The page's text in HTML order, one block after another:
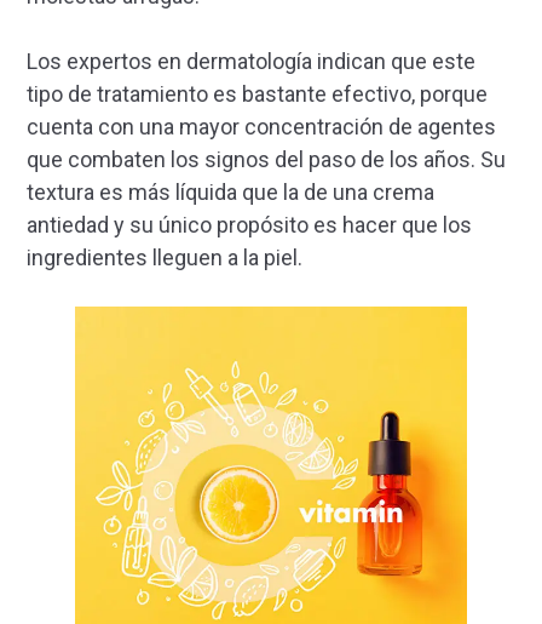
Los expertos en dermatología indican que este
tipo de tratamiento es bastante efectivo, porque
cuenta con una mayor concentración de agentes
que combaten los signos del paso de los años. Su
textura es más líquida que la de una crema
antiedad y su único propósito es hacer que los
ingredientes lleguen a la piel.